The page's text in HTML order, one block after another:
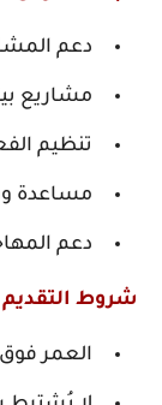
دعم
مشاريع
تنظيم
مساعدة
دعم
شروط التقديم
العمر فوق ١٨ عام